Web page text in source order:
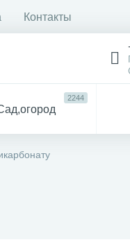
Контакты
2244